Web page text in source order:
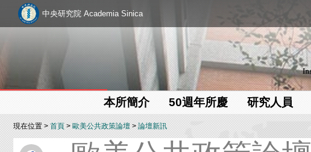
中央研究院 Academia Sinica
本所簡介 50週年所慶 研究人員
現在位置 >首頁>歐美公共政策論壇>論壇新訊